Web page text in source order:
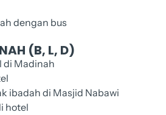
dengan bus
(B, L, D)
di Madinah
ibadah di Masjid Nabawi
hotel